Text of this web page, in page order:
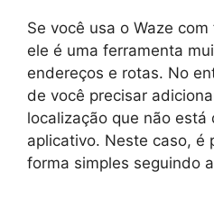
Se você usa o Waze
ele é uma ferramenta
endereços e rotas. No
de você precisar
localização que não está
aplicativo. Neste caso, é
forma simples seguindo